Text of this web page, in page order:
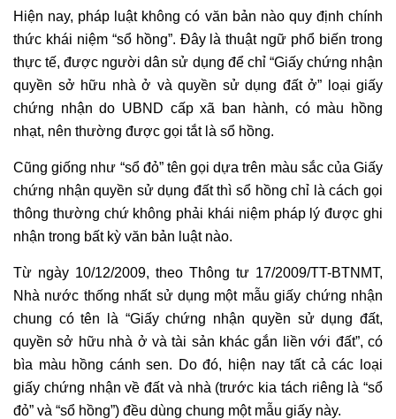
Hiện nay, pháp luật không có văn bản nào quy định chính
thức khái niệm “sổ hồng”. Đây là thuật ngữ phổ biến trong
thực tế, được người dân sử dụng để chỉ “Giấy chứng nhận
quyền sở hữu nhà ở và quyền sử dụng đất ở” loại giấy
chứng nhận do UBND cấp xã ban hành, có màu hồng
nhạt, nên thường được gọi tắt là sổ hồng.
Cũng giống như “sổ đỏ” tên gọi dựa trên màu sắc của Giấy
chứng nhận quyền sử dụng đất thì sổ hồng chỉ là cách gọi
thông thường chứ không phải khái niệm pháp lý được ghi
nhận trong bất kỳ văn bản luật nào.
Từ ngày 10/12/2009, theo Thông tư 17/2009/TT-BTNMT,
Nhà nước thống nhất sử dụng một mẫu giấy chứng nhận
chung có tên là “Giấy chứng nhận quyền sử dụng đất,
quyền sở hữu nhà ở và tài sản khác gắn liền với đất”, có
bìa màu hồng cánh sen. Do đó, hiện nay tất cả các loại
giấy chứng nhận về đất và nhà (trước kia tách riêng là “sổ
đỏ” và “sổ hồng”) đều dùng chung một mẫu giấy này.